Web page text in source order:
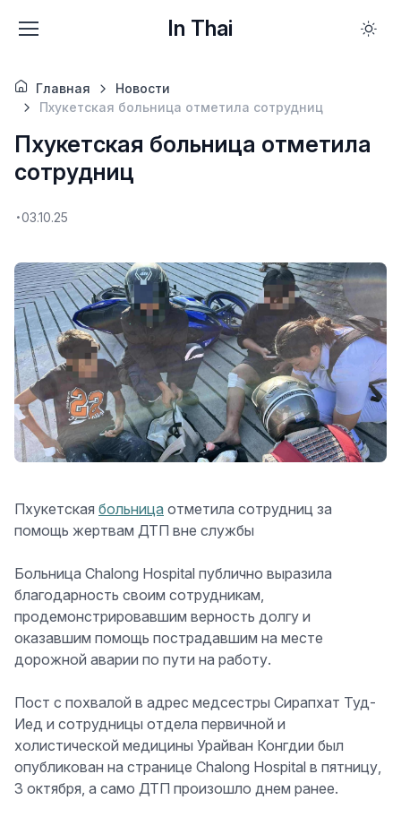
In Thai
Главная
Новости
Пхукетская больница отметила сотрудниц
Пхукетская больница отметила
сотрудниц
03.10.25
Пхукетская больница отметила сотрудниц за
помощь жертвам ДТП вне службы
Больница Chalong Hospital публично выразила
благодарность своим сотрудникам,
продемонстрировавшим верность долгу и
оказавшим помощь пострадавшим на месте
дорожной аварии по пути на работу.
Пост с похвалой в адрес медсестры Сирапхат Туд-
Иед и сотрудницы отдела первичной и
холистической медицины Урайван Конгдии был
опубликован на странице Chalong Hospital в пятницу,
3 октября, а само ДТП произошло днем ранее.